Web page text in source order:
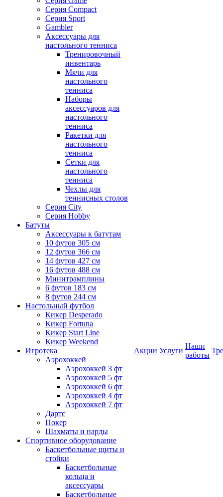
Серия Compact
Серия Sport
Gambler
Аксессуары для
настольного тенниса
Тренировочный
инвентарь
Мячи для
настольного
тенниса
Наборы
аксессуаров для
настольного
тенниса
Ракетки для
настольного
тенниса
Сетки для
настольного
тенниса
Чехлы для
теннисных столов
Серия City
Серия Hobby
Батуты
Аксессуары к батутам
10 футов 305 см
12 футов 366 см
14 футов 427 см
16 футов 488 см
Минитрамплины
6 футов 183 см
8 футов 244 см
Настольный футбол
Кикер Desperado
Кикер Fortuna
Кикер Start Line
Кикер Weekend
Игротека
Аэрохоккей
Аэрохоккей 3 фт
Аэрохоккей 5 фт
Аэрохоккей 6 фт
Аэрохоккей 4 фт
Аэрохоккей 7 фт
Дартс
Покер
Шахматы и нарды
Спортивное оборудование
Баскетбольные щиты и
стойки
Баскетбольные
кольца и
аксессуары
Баскетбольные
Акции Услуги
Наши
работы